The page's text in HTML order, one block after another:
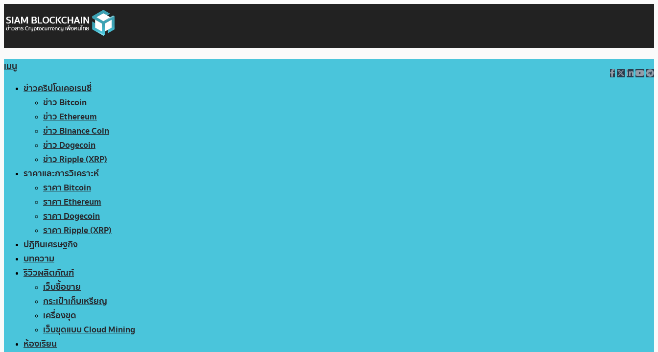
เมนู
ข่าวคริปโตเคอเรนซี่
ข่าว Bitcoin
ข่าว Ethereum
ข่าว Binance Coin
ข่าว Dogecoin
ข่าว Ripple (XRP)
ราคาและการวิเคราะห์
ราคา Bitcoin
ราคา Ethereum
ราคา Dogecoin
ราคา Ripple (XRP)
ปฏิทินเศรษฐกิจ
บทความ
รีวิวผลิตภัณฑ์
เว็บซื้อขาย
กระเป๋าเก็บเหรียญ
เครื่องขุด
เว็บขุดแบบ Cloud Mining
ห้องเรียน